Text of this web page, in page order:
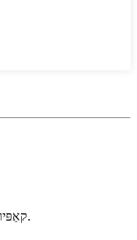
© קאַפּירייט - 2010-2024: אַלע רעכטן רעזערווירט.